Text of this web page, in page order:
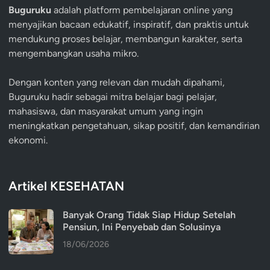
Buguruku adalah platform pembelajaran online yang
menyajikan bacaan edukatif, inspiratif, dan praktis untuk
mendukung proses belajar, membangun karakter, serta
mengembangkan usaha mikro.
Dengan konten yang relevan dan mudah dipahami,
Buguruku hadir sebagai mitra belajar bagi pelajar,
mahasiswa, dan masyarakat umum yang ingin
meningkatkan pengetahuan, sikap positif, dan kemandirian
ekonomi.
Artikel KESEHATAN
Banyak Orang Tidak Siap Hidup Setelah
Pensiun, Ini Penyebab dan Solusinya
18/06/2026